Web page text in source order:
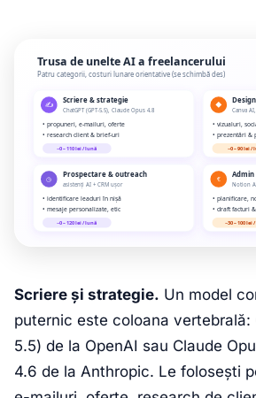
Scriere și strategie. Un model
puternic este coloana vertebrală:
5.5) de la OpenAI sau Claude
4.6 de la Anthropic. Le folosești